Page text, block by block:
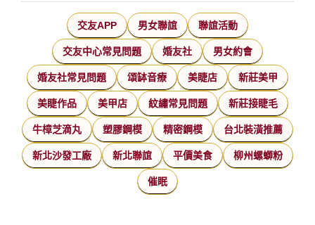
交友APP 男女聯誼 聯誼活動
交友中心常見問題 婚友社 男女約會
婚友社常見問題 頌缽音療 美睫店 新莊美甲
美睫作品 美甲店 紋繡常見問題 新莊接睫毛
牛樟芝滴丸 塑膠鋼模 精密鋼模 台北裝潢推薦
新北沙發工廠 新北聯誼 平價美食 柳州螺螄粉
催眠